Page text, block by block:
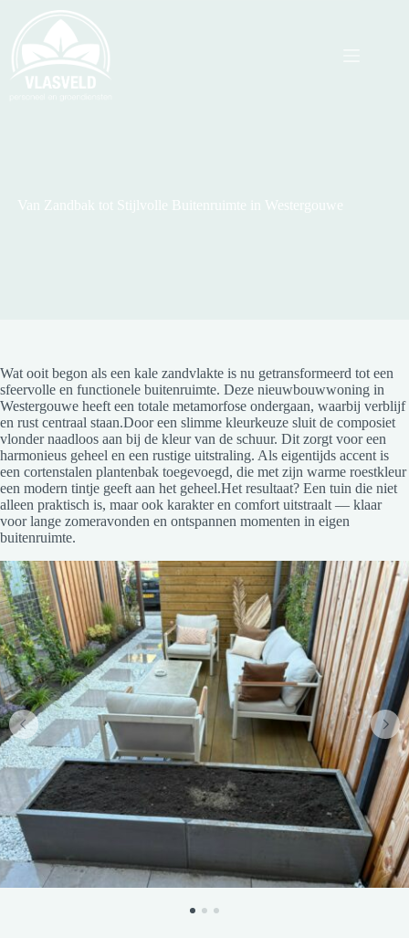
inhoud
Van Zandbak tot Stijlvolle Buitenruimte in Westergouwe
Wat ooit begon als een kale zandvlakte is nu getransformeerd tot een
sfeervolle en functionele buitenruimte. Deze nieuwbouwwoning in
Westergouwe heeft een totale metamorfose ondergaan, waarbij verblijf
en rust centraal staan.Door een slimme kleurkeuze sluit de composiet
vlonder naadloos aan bij de kleur van de schuur. Dit zorgt voor een
harmonieus geheel en een rustige uitstraling. Als eigentijds accent is
een cortenstalen plantenbak toegevoegd, die met zijn warme roestkleur
een modern tintje geeft aan het geheel.Het resultaat? Een tuin die niet
alleen praktisch is, maar ook karakter en comfort uitstraalt — klaar
voor lange zomeravonden en ontspannen momenten in eigen
buitenruimte.